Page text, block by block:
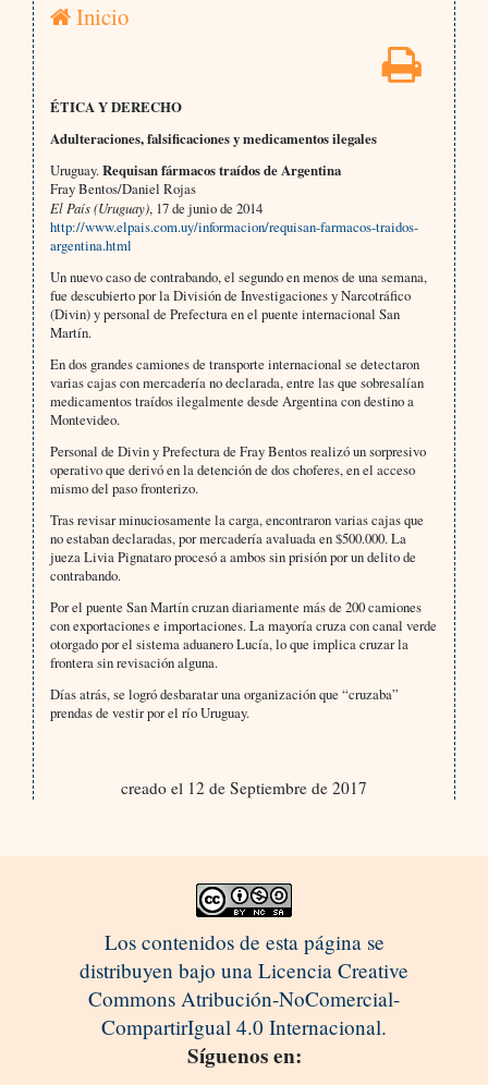
Inicio
ÉTICA Y DERECHO
Adulteraciones, falsificaciones y medicamentos ilegales
Uruguay.Requisan fármacos traídos de Argentina
Fray Bentos/Daniel Rojas
El País (Uruguay), 17 de junio de 2014
http://www.elpais.com.uy/informacion/requisan-farmacos-traidos-
argentina.html
Un nuevo caso de contrabando, el segundo en menos de una semana,
fue descubierto por la División de Investigaciones y Narcotráfico
(Divin) y personal de Prefectura en el puente internacional San
Martín.
En dos grandes camiones de transporte internacional se detectaron
varias cajas con mercadería no declarada, entre las que sobresalían
medicamentos traídos ilegalmente desde Argentina con destino a
Montevideo.
Personal de Divin y Prefectura de Fray Bentos realizó un sorpresivo
operativo que derivó en la detención de dos choferes, en el acceso
mismo del paso fronterizo.
Tras revisar minuciosamente la carga, encontraron varias cajas que
no estaban declaradas, por mercadería avaluada en $500.000. La
jueza Livia Pignataro procesó a ambos sin prisión por un delito de
contrabando.
Por el puente San Martín cruzan diariamente más de 200 camiones
con exportaciones e importaciones. La mayoría cruza con canal verde
otorgado por el sistema aduanero Lucía, lo que implica cruzar la
frontera sin revisación alguna.
Días atrás, se logró desbaratar una organización que “cruzaba”
prendas de vestir por el río Uruguay.
creado el 12 de Septiembre de 2017
Los contenidos de esta página se
distribuyen bajo una Licencia Creative
Commons Atribución-NoComercial-
CompartirIgual 4.0 Internacional.
Síguenos en: